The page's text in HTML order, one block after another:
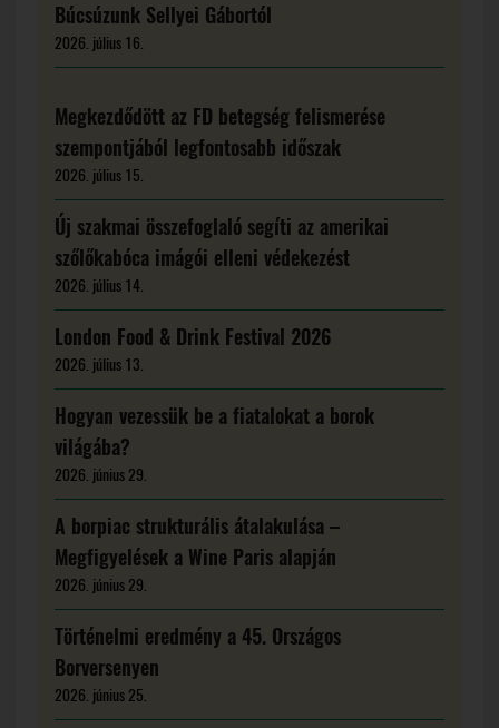
Búcsúzunk Sellyei Gábortól
2026. július 16.
Megkezdődött az FD betegség felismerése
szempontjából legfontosabb időszak
2026. július 15.
Új szakmai összefoglaló segíti az amerikai
szőlőkabóca imágói elleni védekezést
2026. július 14.
London Food & Drink Festival 2026
2026. július 13.
Hogyan vezessük be a fiatalokat a borok
világába?
2026. június 29.
A borpiac strukturális átalakulása –
Megfigyelések a Wine Paris alapján
2026. június 29.
Történelmi eredmény a 45. Országos
Borversenyen
2026. június 25.